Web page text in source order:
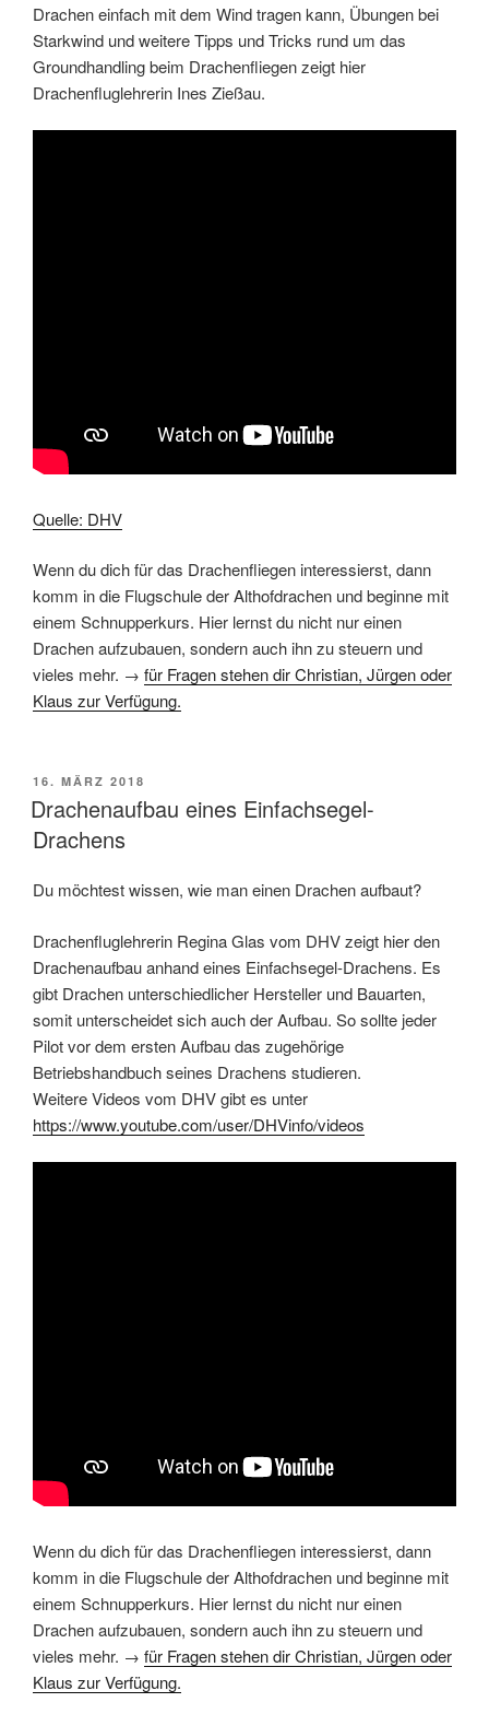
Drachen einfach mit dem Wind tragen kann, Übungen bei
Starkwind und weitere Tipps und Tricks rund um das
Groundhandling beim Drachenfliegen zeigt hier
Drachenfluglehrerin Ines Zießau.
Quelle: DHV
Wenn du dich für das Drachenfliegen interessierst, dann
komm in die Flugschule der Althofdrachen und beginne mit
einem Schnupperkurs. Hier lernst du nicht nur einen
Drachen aufzubauen, sondern auch ihn zu steuern und
vieles mehr. → für Fragen stehen dir Christian, Jürgen oder
Klaus zur Verfügung.
VERÖFFENTLICHT
AM
16. MÄRZ 2018
Drachenaufbau eines Einfachsegel-
Drachens
Du möchtest wissen, wie man einen Drachen aufbaut?
Drachenfluglehrerin Regina Glas vom DHV zeigt hier den
Drachenaufbau anhand eines Einfachsegel-Drachens. Es
gibt Drachen unterschiedlicher Hersteller und Bauarten,
somit unterscheidet sich auch der Aufbau. So sollte jeder
Pilot vor dem ersten Aufbau das zugehörige
Betriebshandbuch seines Drachens studieren.
Weitere Videos vom DHV gibt es unter
https://www.youtube.com/user/DHVinfo/videos
Wenn du dich für das Drachenfliegen interessierst, dann
komm in die Flugschule der Althofdrachen und beginne mit
einem Schnupperkurs. Hier lernst du nicht nur einen
Drachen aufzubauen, sondern auch ihn zu steuern und
vieles mehr. → für Fragen stehen dir Christian, Jürgen oder
Klaus zur Verfügung.